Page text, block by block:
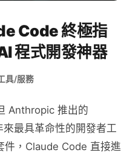
Code 終極指
程式開發神器
具/服務
Anthropic 推出的
來最具革命性的開發者工
件，Claude Code 直接進